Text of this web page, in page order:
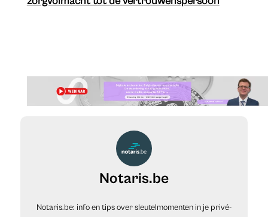
Notaris.be
Notaris.be: info en tips over sleutelmomenten in je privé-